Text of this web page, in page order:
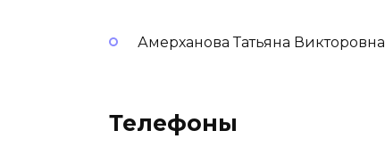
Амерханова Татьяна Викторовна
Телефоны